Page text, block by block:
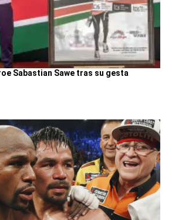
Sabastian Sawe tras su gesta